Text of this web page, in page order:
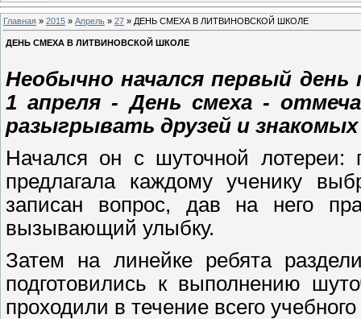
Главная » 2015 » Апрель » 27 » ДЕНЬ СМЕХА В ЛИТВИНОВСКОЙ ШКОЛЕ
ДЕНЬ СМЕХА В ЛИТВИНОВСКОЙ ШКОЛЕ
Необычно начался первый день
1 апреля - День смеха -
разыгрывать друзей и
Начался он с шуточной
предлагала каждому ученику
записан вопрос, дав на него
вызывающий улыбку.
Затем на линейке ребята
подготовились к выполнению
проходили в течение всего